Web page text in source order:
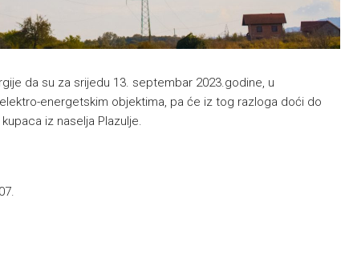
da su za srijedu 13. septembar 2023.godine, u
energetskim objektima, pa će iz tog razloga doći do
iz naselja Plazulje.